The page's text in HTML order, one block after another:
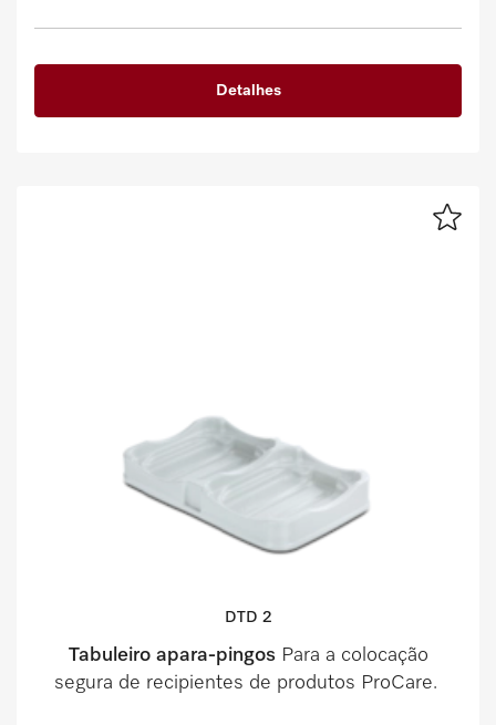
Detalhes
DTD 2
Tabuleiro apara-pingos Para a colocação
segura de recipientes de produtos ProCare.